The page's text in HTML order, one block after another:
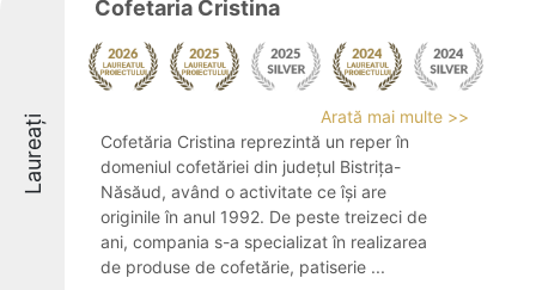
Laureați
Cofetaria Cristina
Arată mai multe >>
Cofetăria Cristina reprezintă un reper în
domeniul cofetăriei din județul Bistrița-
Năsăud, având o activitate ce își are
originile în anul 1992. De peste treizeci de
ani, compania s-a specializat în realizarea
de produse de cofetărie, patiserie ...